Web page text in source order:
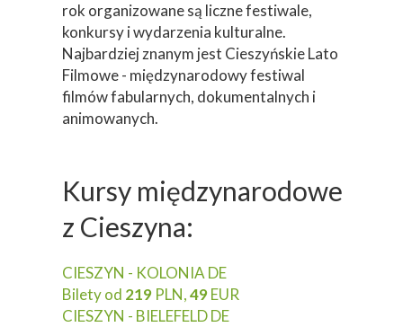
rok organizowane są liczne festiwale,
konkursy i wydarzenia kulturalne.
Najbardziej znanym jest Cieszyńskie Lato
Filmowe - międzynarodowy festiwal
filmów fabularnych, dokumentalnych i
animowanych.
Kursy międzynarodowe
z Cieszyna:
CIESZYN - KOLONIA DE
Bilety od 219 PLN,49EUR
CIESZYN - BIELEFELD DE